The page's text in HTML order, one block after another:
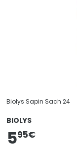
Biolys Sapin Sach 24
BIOLYS
595€